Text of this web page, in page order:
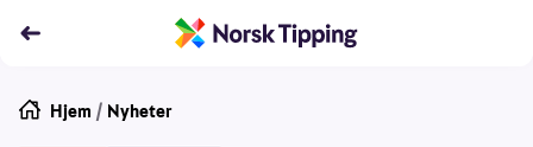
Hjem / Nyheter